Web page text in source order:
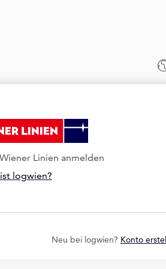
Linien anmelden
logwien?
Neu bei logwien? Konto